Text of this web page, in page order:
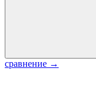
сравнение →